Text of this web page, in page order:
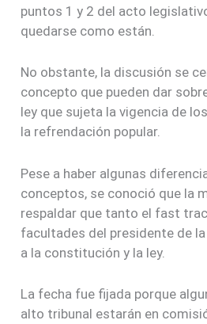
puntos 1 y 2 del acto
quedarse como están.
No obstante, la discusión se
concepto que pueden dar
ley que sujeta la vigencia de
la refrendación popular.
Pese a haber algunas
conceptos, se conoció que la
respaldar que tanto el fast
facultades del presidente de
a la constitución y la ley.
La fecha fue fijada porque
alto tribunal estarán en